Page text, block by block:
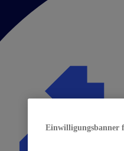
Einwilligungsbanner